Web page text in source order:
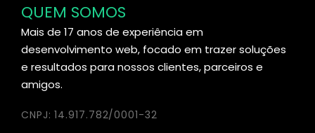
QUEM SOMOS
Mais de 17 anos de experiência em
desenvolvimento web, focado em trazer soluções
e resultados para nossos clientes, parceiros e
amigos.
CNPJ: 14.917.782/0001-32